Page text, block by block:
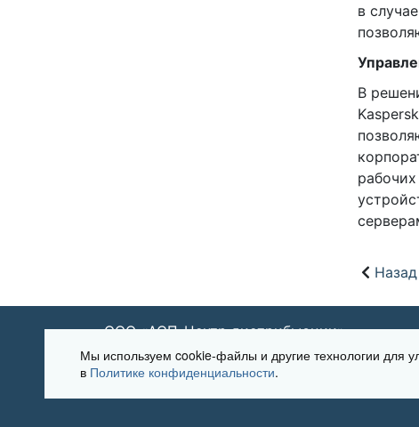
в
В
ООО «АСП-Центр дистрибьюции»
Мы используем cookie-файлы и другие технологии
в Политике конфиденциальности.